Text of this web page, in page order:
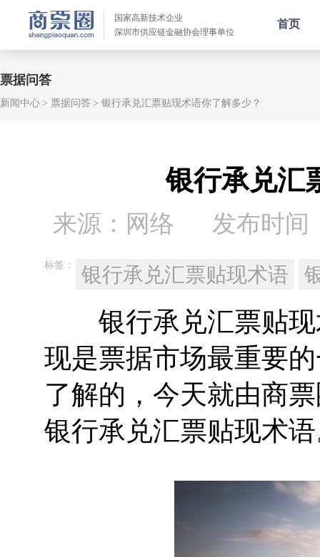
国家高新技术企业
深圳市供应链金融协会理事单位
首页
票据问答
新闻中心 票据问答 银行承兑汇票贴现术语你了解多少？
银行承兑汇
来源：网络 发布时间
标签： 银行承兑汇票贴现术语
银行承兑汇票贴现
现是票据市场最重要
了解的，今天就由商
银行承兑汇票贴现术